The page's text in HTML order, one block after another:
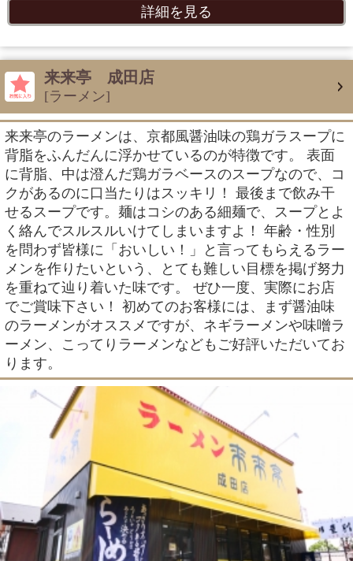
詳細を見る
来来亭 成田店
[ラーメン]
来来亭のラーメンは、京都風醤油味の鶏ガラスープに
背脂をふんだんに浮かせているのが特徴です。 表面
に背脂、中は澄んだ鶏ガラベースのスープなので、コ
クがあるのに口当たりはスッキリ！ 最後まで飲み干
せるスープです。麺はコシのある細麺で、スープとよ
く絡んでスルスルいけてしまいますよ！ 年齢・性別
を問わず皆様に「おいしい！」と言ってもらえるラー
メンを作りたいという、とても難しい目標を掲げ努力
を重ねて辿り着いた味です。 ぜひ一度、実際にお店
でご賞味下さい！ 初めてのお客様には、まず醤油味
のラーメンがオススメですが、ネギラーメンや味噌ラ
ーメン、こってりラーメンなどもご好評いただいてお
ります。